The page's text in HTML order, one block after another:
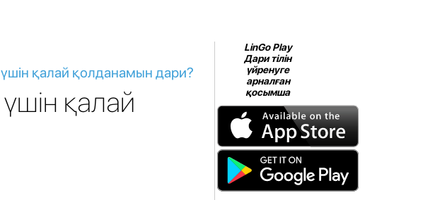
қалай қолданамын дари?
қалай
LinGo Play
Дари тілін
үйренуге
арналған
қосымша